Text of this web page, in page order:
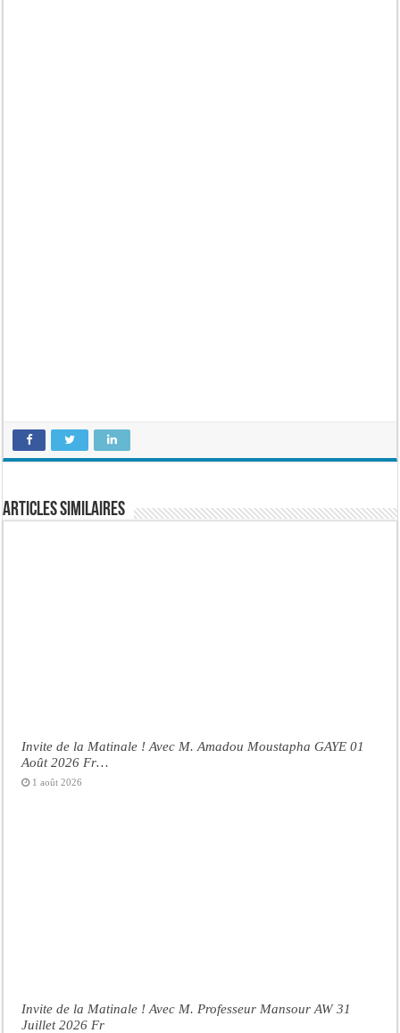
Articles similaires
Invite de la Matinale ! Avec M. Amadou Moustapha GAYE 01
Août 2026 Fr…
1 août 2026
Invite de la Matinale ! Avec M. Professeur Mansour AW 31
Juillet 2026 Fr